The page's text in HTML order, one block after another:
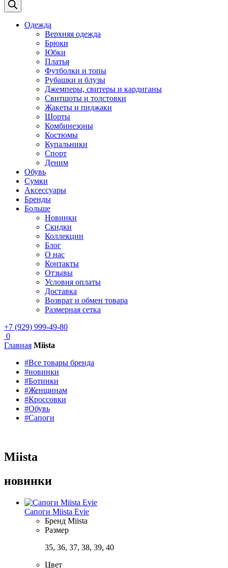
Одежда
Верхняя одежда
Брюки
Юбки
Платья
Футболки и топы
Рубашки и блузы
Джемперы, свитеры и кардиганы
Свитшоты и толстовки
Жакеты и пиджаки
Шорты
Комбинезоны
Костюмы
Купальники
Спорт
Деним
Обувь
Сумки
Аксессуары
Бренды
Больше
Новинки
Скидки
Коллекции
Блог
О нас
Контакты
Отзывы
Условия оплаты
Доставка
Возврат и обмен товара
Размерная сетка
+7 (929) 999-49-80
0
Главная Miista
#Все товары бренда
#новинки
#Ботинки
#Женщинам
#Кроссовки
#Обувь
#Сапоги
Miista
новинки
Сапоги Miista Evie
Бренд Miista
Размер
35, 36, 37, 38, 39, 40
Цвет